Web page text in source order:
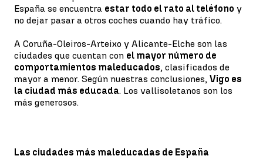
España se encuentra estar todo el rato al teléfono y
no dejar pasar a otros coches cuando hay tráfico.
A Coruña-Oleiros-Arteixo y Alicante-Elche son las
ciudades que cuentan con el mayor número de
comportamientos maleducados, clasificados de
mayor a menor. Según nuestras conclusiones, Vigo es
la ciudad más educada. Los vallisoletanos son los
más generosos.
Las ciudades más maleducadas de España